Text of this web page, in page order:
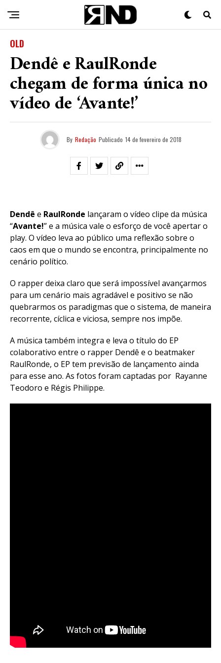
OLD
Dendê e RaulRonde
chegam de forma única no
vídeo de ‘Avante!’
By Redação Publicado 14 de fevereiro de 2018
Dendê e RaulRonde lançaram o vídeo clipe da música
“Avante!” e a música vale o esforço de você apertar o
play. O vídeo leva ao público uma reflexão sobre o
caos em que o mundo se encontra, principalmente no
cenário político.
O rapper deixa claro que será impossível avançarmos
para um cenário mais agradável e positivo se não
quebrarmos os paradigmas que o sistema, de maneira
recorrente, cíclica e viciosa, sempre nos impõe.
A música também integra e leva o título do EP
colaborativo entre o rapper Dendê e o beatmaker
RaulRonde, o EP tem previsão de lançamento ainda
para esse ano. As fotos foram captadas por Rayanne
Teodoro e Régis Philippe.